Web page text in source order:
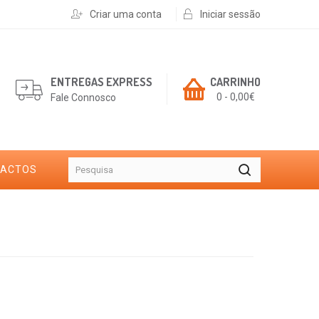
Criar uma conta Iniciar sessão
CARRINHO
0 - 0,00€
ENTREGAS EXPRESS
Fale Connosco